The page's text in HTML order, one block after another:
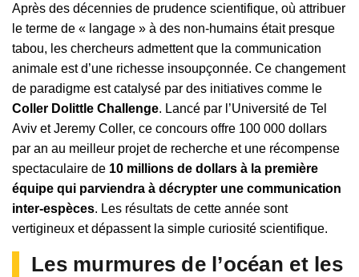
Après des décennies de prudence scientifique, où attribuer
le terme de « langage » à des non-humains était presque
tabou, les chercheurs admettent que la communication
animale est d’une richesse insoupçonnée. Ce changement
de paradigme est catalysé par des initiatives comme le
Coller Dolittle Challenge. Lancé par l’Université de Tel
Aviv et Jeremy Coller, ce concours offre 100 000 dollars
par an au meilleur projet de recherche et une récompense
spectaculaire de 10 millions de dollars à la première
équipe qui parviendra à décrypter une communication
inter-espèces. Les résultats de cette année sont
vertigineux et dépassent la simple curiosité scientifique.
Les murmures de l’océan et les